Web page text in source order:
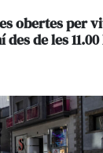
obertes per
de les